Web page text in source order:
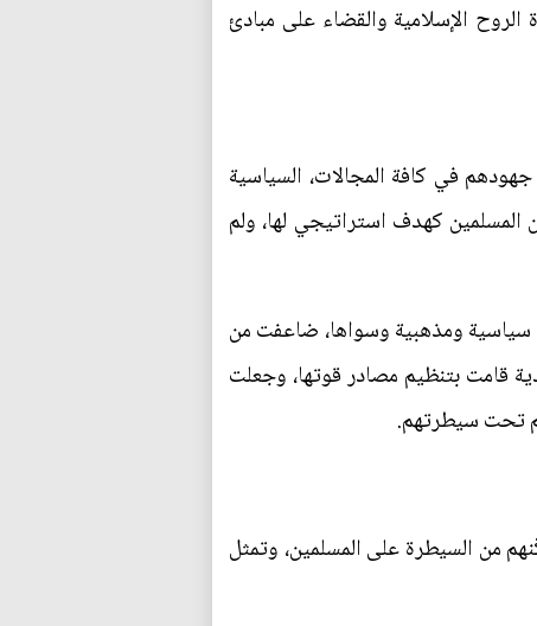
الإسلامية والقضاء على مبادئ
جهودهم في كافة المجالات، السياسية
المسلمين كهدف استراتيجي لها، ولم
سياسية ومذهبية وسواها، ضاعفت من
قامت بتنظيم مصادر قوتها، وجعلت
تحت سيطرتهم.
من السيطرة على المسلمين، وتمثل